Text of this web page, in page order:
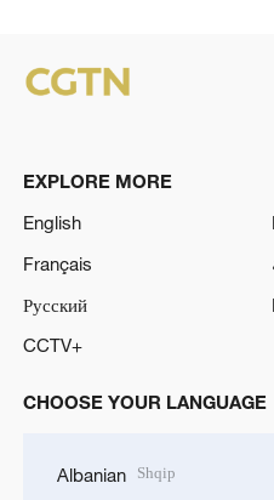
EXPLORE MORE
English
Français
Русский
CCTV+
CHOOSE YOUR LANGUAGE
Albanian Shqip